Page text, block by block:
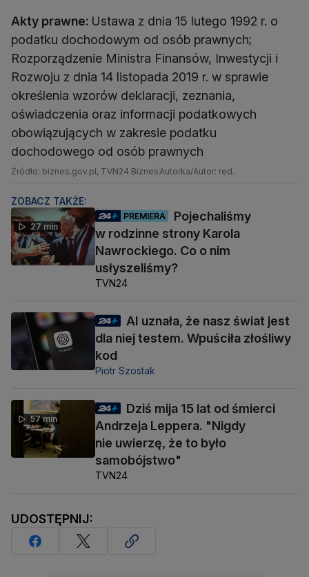
Akty prawne: Ustawa z dnia 15 lutego 1992 r. o
podatku dochodowym od osób prawnych;
Rozporządzenie Ministra Finansów, Inwestycji i
Rozwoju z dnia 14 listopada 2019 r. w sprawie
określenia wzorów deklaracji, zeznania,
oświadczenia oraz informacji podatkowych
obowiązujących w zakresie podatku
dochodowego od osób prawnych
Źródło: biznes.gov.pl, TVN24 BiznesAutorka/Autor: red.
ZOBACZ TAKŻE:
27 min
PREMIERA
Pojechaliśmy
w rodzinne strony Karola
Nawrockiego. Co o nim
usłyszeliśmy?
TVN24
AI uznała, że nasz świat jest
dla niej testem. Wpuściła złośliwy
kod
Piotr Szostak
57 min
Dziś mija 15 lat od śmierci
Andrzeja Leppera. "Nigdy
nie uwierzę, że to było
samobójstwo"
TVN24
UDOSTĘPNIJ: